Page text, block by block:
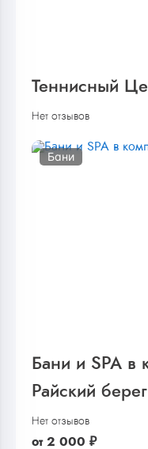
Теннисный
Нет отзывов
Бани
Бани и SPA в
Райский берег
Нет отзывов
от 2 000 ₽